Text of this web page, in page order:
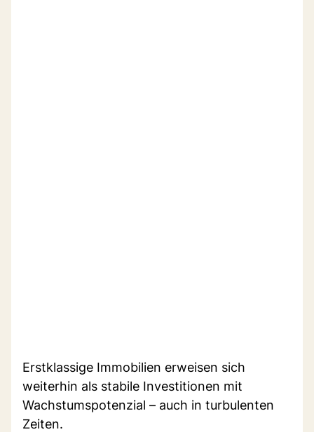
Erstklassige Immobilien erweisen sich
weiterhin als stabile Investitionen mit
Wachstumspotenzial – auch in turbulenten
Zeiten.